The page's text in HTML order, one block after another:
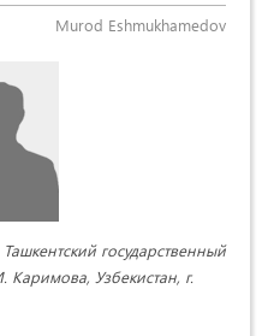
Murod Eshmukhamedov
государственный
Каримова, Узбекистан, г.